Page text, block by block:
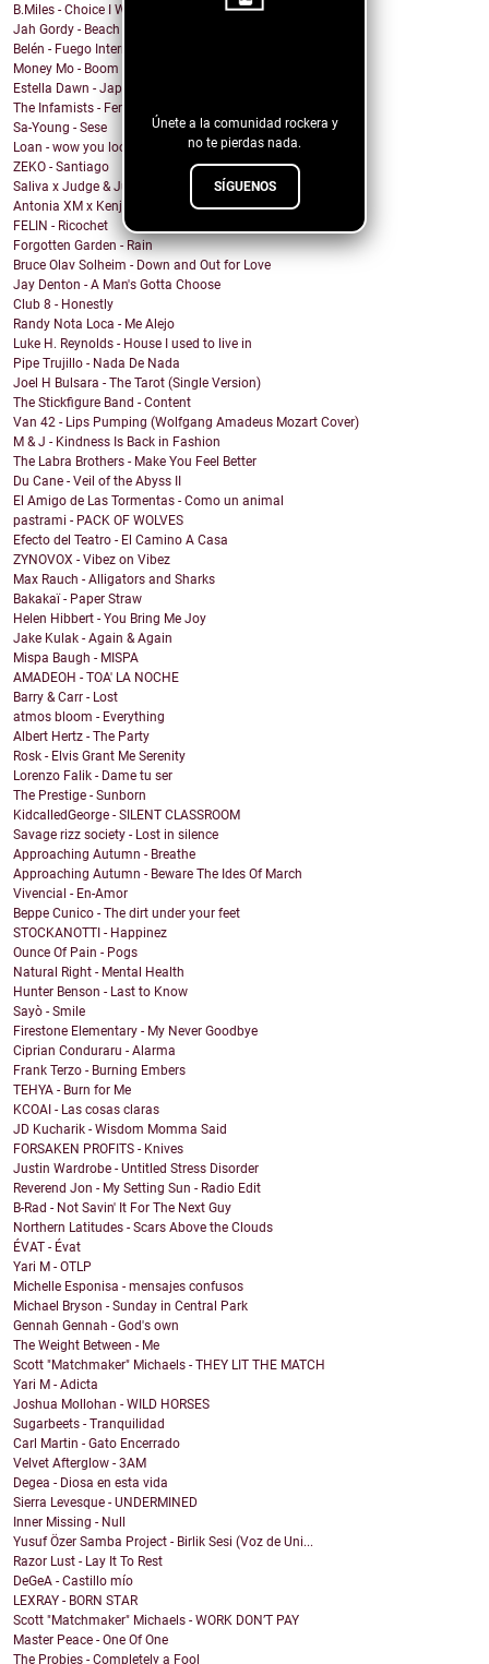
Únete a la comunidad rockera y
no te pierdas nada.
SÍGUENOS
B.Miles - Choice I Would Choose
Jah Gordy - Beach Front Condo
Belén - Fuego Interno
Money Mo - Boom Boom
Estella Dawn - Japanese Boots
The Infamists - Feral Noises and Amphetamines
Sa-Young - Sese
Loan - wow you look undiagnosed
ZEKO - Santiago
Saliva x Judge & Jury - Sadistic Love
Antonia XM x Kenji Araki - Breakfree
FELIN - Ricochet
Forgotten Garden - Rain
Bruce Olav Solheim - Down and Out for Love
Jay Denton - A Man's Gotta Choose
Club 8 - Honestly
Randy Nota Loca - Me Alejo
Luke H. Reynolds - House I used to live in
Pipe Trujillo - Nada De Nada
Joel H Bulsara - The Tarot (Single Version)
The Stickfigure Band - Content
Van 42 - Lips Pumping (Wolfgang Amadeus Mozart Cover)
M & J - Kindness Is Back in Fashion
The Labra Brothers - Make You Feel Better
Du Cane - Veil of the Abyss II
El Amigo de Las Tormentas - Como un animal
pastrami - PACK OF WOLVES
Efecto del Teatro - El Camino A Casa
ZYNOVOX - Vibez on Vibez
Max Rauch - Alligators and Sharks
Bakakaï - Paper Straw
Helen Hibbert - You Bring Me Joy
Jake Kulak - Again & Again
Mispa Baugh - MISPA
AMADEOH - TOA' LA NOCHE
Barry & Carr - Lost
atmos bloom - Everything
Albert Hertz - The Party
Rosk - Elvis Grant Me Serenity
Lorenzo Falik - Dame tu ser
The Prestige - Sunborn
KidcalledGeorge - SILENT CLASSROOM
Savage rizz society - Lost in silence
Approaching Autumn - Breathe
Approaching Autumn - Beware The Ides Of March
Vivencial - En-Amor
Beppe Cunico - The dirt under your feet
STOCKANOTTI - Happinez
Ounce Of Pain - Pogs
Natural Right - Mental Health
Hunter Benson - Last to Know
Sayò - Smile
Firestone Elementary - My Never Goodbye
Ciprian Conduraru - Alarma
Frank Terzo - Burning Embers
TEHYA - Burn for Me
KCOAI - Las cosas claras
JD Kucharik - Wisdom Momma Said
FORSAKEN PROFITS - Knives
Justin Wardrobe - Untitled Stress Disorder
Reverend Jon - My Setting Sun - Radio Edit
B-Rad - Not Savin' It For The Next Guy
Northern Latitudes - Scars Above the Clouds
ÉVAT - Évat
Yari M - OTLP
Michelle Esponisa - mensajes confusos
Michael Bryson - Sunday in Central Park
Gennah Gennah - God's own
The Weight Between - Me
Scott "Matchmaker" Michaels - THEY LIT THE MATCH
Yari M - Adicta
Joshua Mollohan - WILD HORSES
Sugarbeets - Tranquilidad
Carl Martin - Gato Encerrado
Velvet Afterglow - 3AM
Degea - Diosa en esta vida
Sierra Levesque - UNDERMINED
Inner Missing - Null
Yusuf Özer Samba Project - Birlik Sesi (Voz de Uni...
Razor Lust - Lay It To Rest
DeGeA - Castillo mío
LEXRAY - BORN STAR
Scott "Matchmaker" Michaels - WORK DON’T PAY
Master Peace - One Of One
The Probies - Completely a Fool